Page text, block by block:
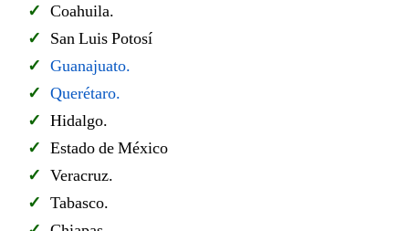
Coahuila.
San Luis Potosí
Guanajuato.
Querétaro.
Hidalgo.
Estado de México
Veracruz.
Tabasco.